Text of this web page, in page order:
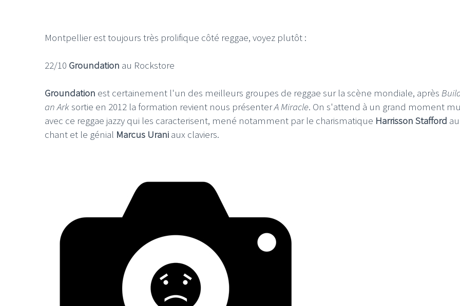
Montpellier est toujours très prolifique côté reggae, voyez plutôt :
22/10 Groundation au Rockstore
Groundation est certainement l'un des meilleurs groupes de reggae sur la scène mondiale, après
an Arksortie en 2012 la formation revient nous présenterA Miracle. On s'attend à un grand moment
avec ce reggae jazzy qui les caracterisent, mené notamment par le charismatique Harrisson Stafford au
chant et le génial Marcus Urani aux claviers.